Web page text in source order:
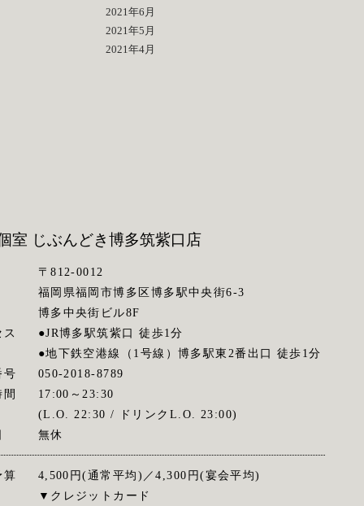
2021年6月
2021年5月
2021年4月
室 じぶんどき博多筑紫口店
〒812-0012
福岡県福岡市博多区博多駅中央街6-3
博多中央街ビル8F
●JR博多駅筑紫口 徒歩1分
●地下鉄空港線（1号線）博多駅東2番出口 徒歩1分
号
050-2018-8789
17:00～23:30
(L.O. 22:30 / ドリンクL.O. 23:00)
無休
算
4,500円(通常平均)／4,300円(宴会平均)
▼クレジットカード